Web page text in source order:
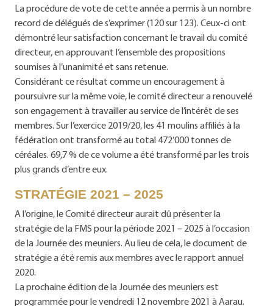
La procédure de vote de cette année a permis à un nombre
record de délégués de s’exprimer (120 sur 123). Ceux-ci ont
démontré leur satisfaction concernant le travail du comité
directeur, en approuvant l’ensemble des propositions
soumises à l’unanimité et sans retenue.
Considérant ce résultat comme un encouragement à
poursuivre sur la même voie, le comité directeur a renouvelé
son engagement à travailler au service de l’intérêt de ses
membres. Sur l’exercice 2019/20, les 41 moulins affiliés à la
fédération ont transformé au total 472’000 tonnes de
céréales. 69,7 % de ce volume a été transformé par les trois
plus grands d’entre eux.
STRATÉGIE 2021 – 2025
A l’origine, le Comité directeur aurait dû présenter la
stratégie de la FMS pour la période 2021 – 2025 à l’occasion
de la Journée des meuniers. Au lieu de cela, le document de
stratégie a été remis aux membres avec le rapport annuel
2020.
La prochaine édition de la Journée des meuniers est
programmée pour le vendredi 12 novembre 2021 à Aarau.